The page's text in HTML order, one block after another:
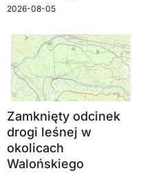
2026-08-05
Zamknięty odcinek
drogi leśnej w
okolicach
Walońskiego